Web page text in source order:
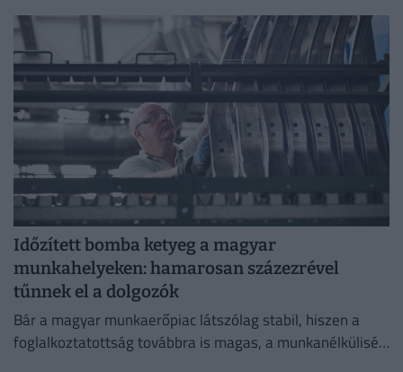
Időzített bomba ketyeg a magyar
munkahelyeken: hamarosan százezrével
tűnnek el a dolgozók
Bár a magyar munkaerőpiac látszólag stabil, hiszen a
foglalkoztatottság továbbra is magas, a munkanélküliség